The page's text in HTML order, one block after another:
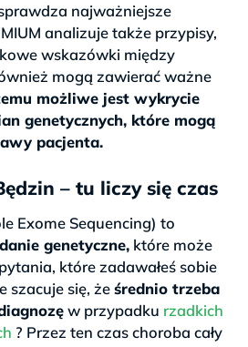
najważniejsze
analizuje także przypisy,
wskazówki między
mogą zawierać ważne
możliwe jest wykrycie
genetycznych, które mogą
pacjenta.
– tu liczy się czas
Exome Sequencing) to
genetyczne, które może
które zadawałeś sobie
szacuje się, żeśrednio trzeba
w przypadku rzadkich
? Przez ten czas choroba cały